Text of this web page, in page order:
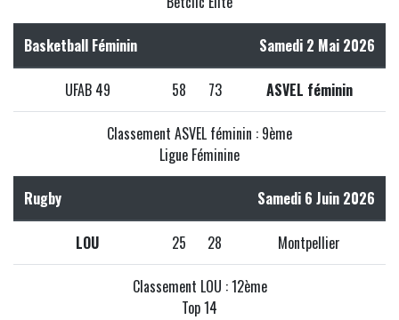
Basketball Féminin Samedi 2 Mai 2026
UFAB 49 58 73 ASVEL féminin
Classement ASVEL féminin : 9ème
Ligue Féminine
Rugby Samedi 6 Juin 2026
LOU 25 28 Montpellier
Classement LOU : 12ème
Top 14